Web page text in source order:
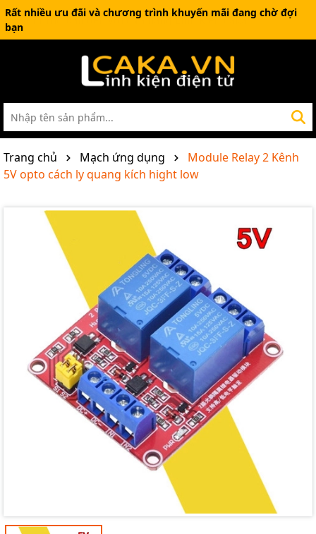
Rất nhiều ưu đãi và chương trình khuyến mãi đang chờ đợi
bạn
Trang chủ Mạch ứng dụng
Module Relay 2 Kênh
5V opto cách ly quang kích hight low